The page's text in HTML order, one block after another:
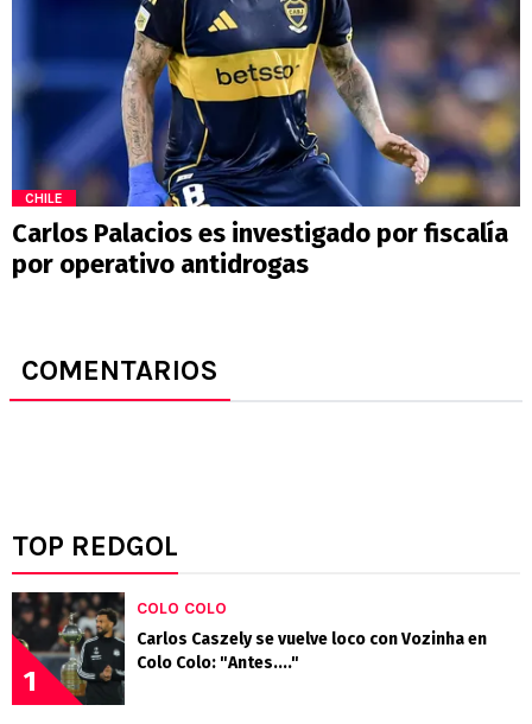
CHILE
Carlos Palacios es investigado por fiscalía
por operativo antidrogas
COMENTARIOS
TOP REDGOL
1
COLO COLO
Carlos Caszely se vuelve loco con Vozinha en
Colo Colo: "Antes...."